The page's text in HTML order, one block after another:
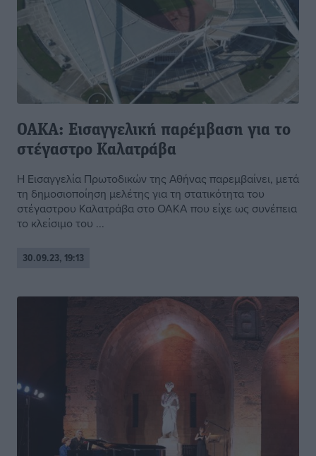
ΟΑΚΑ: Εισαγγελική παρέμβαση για το
στέγαστρο Καλατράβα
Η Εισαγγελία Πρωτοδικών της Αθήνας παρεμβαίνει, μετά
τη δημοσιοποίηση μελέτης για τη στατικότητα του
στέγαστρου Καλατράβα στο ΟΑΚΑ που είχε ως συνέπεια
το κλείσιμο του ...
30.09.23, 19:13